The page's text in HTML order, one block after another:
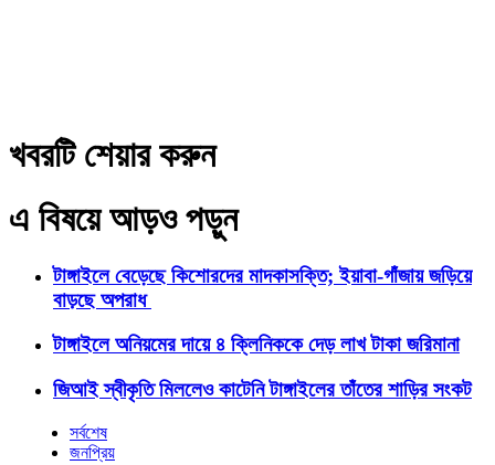
খবরটি শেয়ার করুন
এ বিষয়ে আড়ও পড়ুন
টাঙ্গাইলে বেড়েছে কিশোরদের মাদকাসক্তি; ইয়াবা-গাঁজায় জড়িয়ে
বাড়ছে অপরাধ
টাঙ্গাইলে অনিয়মের দায়ে ৪ ক্লিনিককে দেড় লাখ টাকা জরিমানা
জিআই স্বীকৃতি মিললেও কাটেনি টাঙ্গাইলের তাঁতের শাড়ির সংকট
সর্বশেষ
জনপ্রিয়